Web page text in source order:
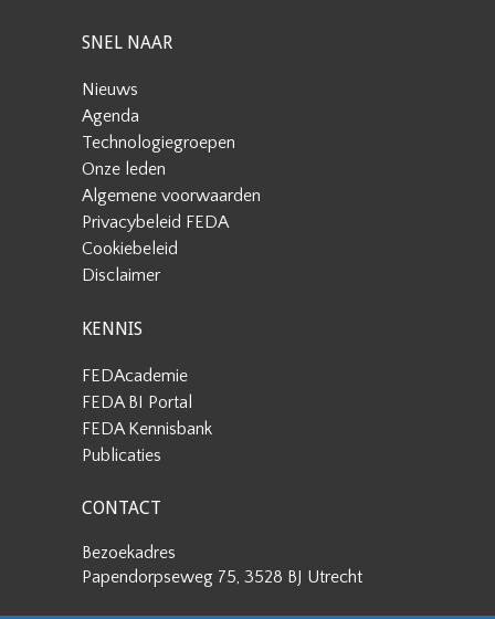
SNEL NAAR
Nieuws
Agenda
Technologiegroepen
Onze leden
Algemene voorwaarden
Privacybeleid FEDA
Cookiebeleid
Disclaimer
KENNIS
FEDAcademie
FEDA BI Portal
FEDA Kennisbank
Publicaties
CONTACT
Bezoekadres
Papendorpseweg 75, 3528 BJ Utrecht